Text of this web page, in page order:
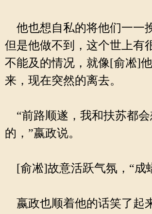
他也想自私的将他们一一
但是他做不到，这个世上有
不能及的情况，就像[俞凇]
来，现在突然的离去。
“前路顺遂，我和扶苏都会
的，”嬴政说。
[俞凇]故意活跃气氛，“成
嬴政也顺着他的话笑了起